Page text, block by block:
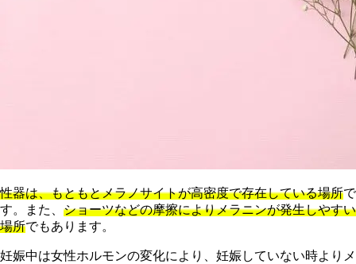
性器は、もともとメラノサイトが高密度で存在している場所で
す。また、 ショーツなどの摩擦によりメラニンが発生しやすい
場所でもあります。
妊娠中は女性ホルモンの変化により、妊娠していない時よりメ